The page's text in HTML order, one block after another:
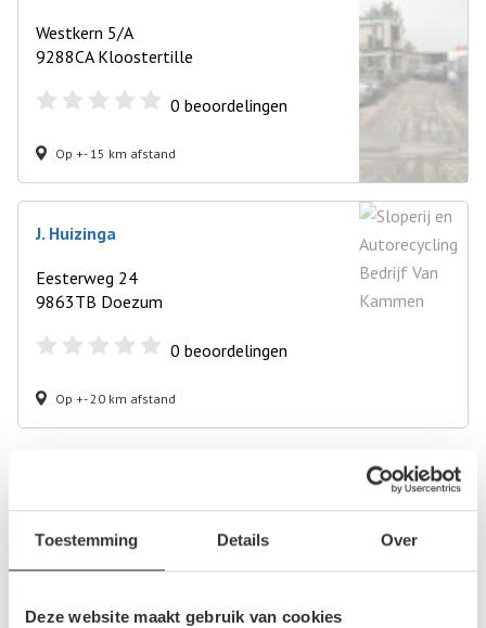
Toestemming Details Over
Deze website maakt gebruik van cookies
Westkern 5/A
9288CA Kloostertille
0 beoordelingen
Op +- 15 km afstand
J. Huizinga
Eesterweg 24
9863TB Doezum
0 beoordelingen
Op +- 20 km afstand
Broeksterwald
Burgum